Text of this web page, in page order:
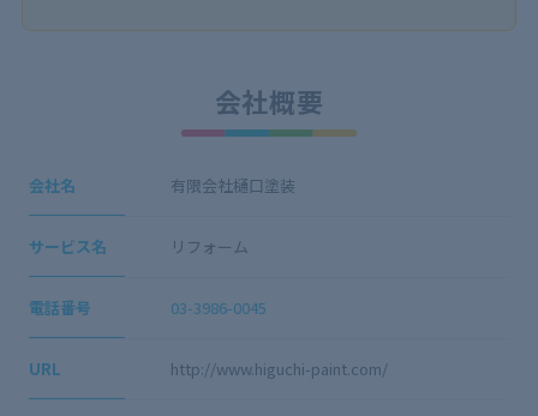
会社概要
会社名 有限会社樋口塗装
サービス名 リフォーム
電話番号 03-3986-0045
URL http://www.higuchi-paint.com/